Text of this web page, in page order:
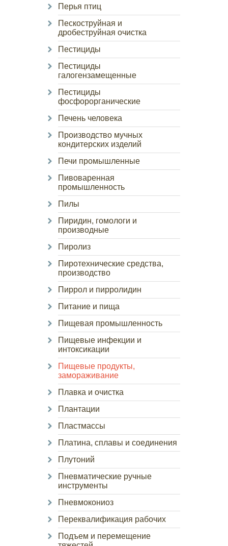
Перья птиц
Пескоструйная и
дробеструйная очистка
Пестициды
Пестициды
галогензамещенные
Пестициды
фосфорорганические
Печень человека
Производство мучных
кондитерских изделий
Печи промышленные
Пивоваренная
промышленность
Пилы
Пиридин, гомологи и
производные
Пиролиз
Пиротехнические средства,
производство
Пиррол и пирролидин
Питание и пища
Пищевая промышленность
Пищевые инфекции и
интоксикации
Пищевые продукты,
замораживание
Плавка и очистка
Плантации
Пластмассы
Платина, сплавы и соединения
Плутоний
Пневматические ручные
инструменты
Пневмокониоз
Переквалификация рабочих
Подъем и перемещение